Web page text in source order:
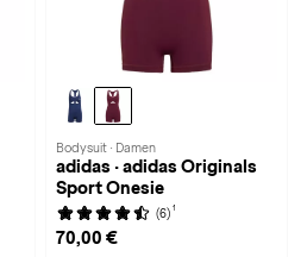
Bodysuit · Damen
adidas · adidas Originals
Sport Onesie
(6) 1
70,00 €